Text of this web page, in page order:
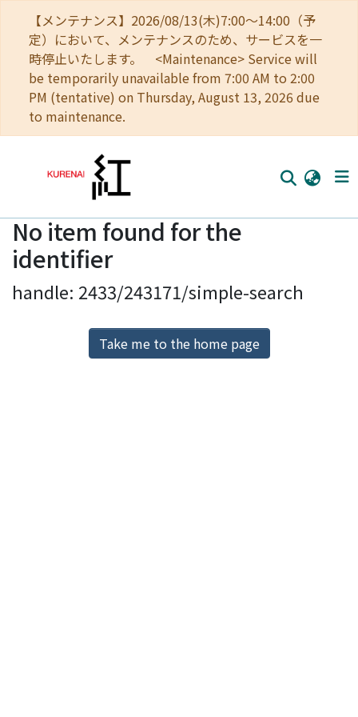
【メンテナンス】2026/08/13(木)7:00～14:00（予
定）において、メンテナンスのため、サービスを一
時停止いたします。 <Maintenance> Service will
be temporarily unavailable from 7:00 AM to 2:00
PM (tentative) on Thursday, August 13, 2026 due
to maintenance.
Home
Communities
Browse
Download Ranking
No item found for the
identifier
handle: 2433/243171/simple-search
Take me to the home page